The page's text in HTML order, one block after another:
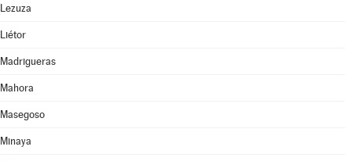
Lezuza
Liétor
Madrigueras
Mahora
Masegoso
Minaya